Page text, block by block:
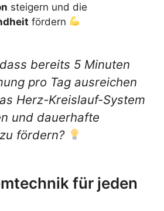
steigern und die
fördern
bereits 5 Minuten
pro Tag ausreichen
Herz-Kreislauf-System
und dauerhafte
fördern?
für jeden